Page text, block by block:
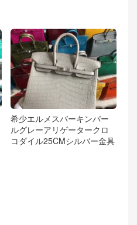
希少エルメスバーキンパー
ルグレーアリゲータークロ
コダイル25CMシルバー金具